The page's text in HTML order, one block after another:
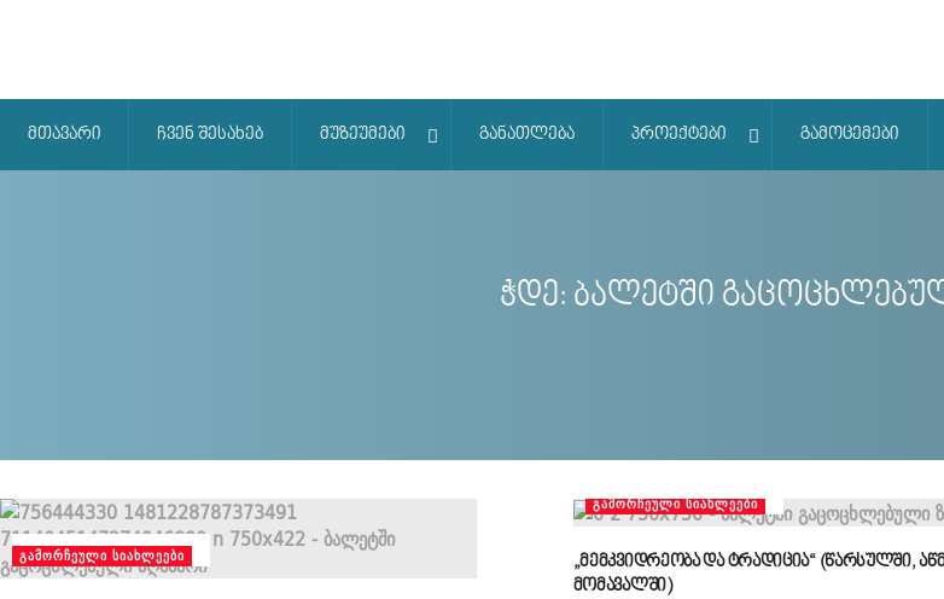
მთავარი ჩვენ შესახებ მუზეუმები განათლება პროექტები გამოცემები
ჭდე: ბალეტში
ᲒᲐᲛᲝᲠᲩᲔᲣᲚᲘ ᲡᲘᲐᲮᲚᲔᲔᲑᲘ
ᲒᲐᲛᲝᲠᲩᲔᲣᲚᲘ ᲡᲘᲐᲮᲚᲔᲔᲑᲘ
„მემკვიდრეობა და ტრადიცია“ (წარსულში,
მომავალში)